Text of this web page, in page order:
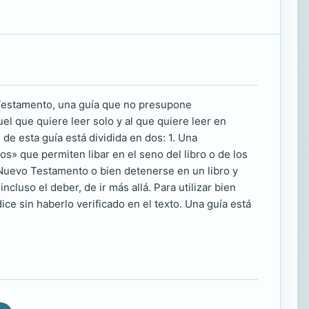
una guía que no presupone
que quiere leer solo y al que quiere leer en
esta guía está dividida en dos: 1. Una
que permiten libar en el seno del libro o de los
Testamento o bien detenerse en un libro y
el deber, de ir más allá. Para utilizar bien
sin haberlo verificado en el texto. Una guía está